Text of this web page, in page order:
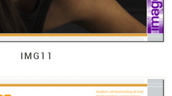
IMG11